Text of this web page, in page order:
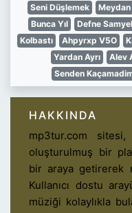
Seni Düşlemek
Meydan
Bunca Yıl
Defne
Kolbastı
Ahpyrxp V5O
Yardan Ayrı
Alev
Senden
HAKKINDA
mp3tur.com
oluşturulmuş bir
bir araya getirerek
Kullanıcı dostu
müziği kolaylıkla